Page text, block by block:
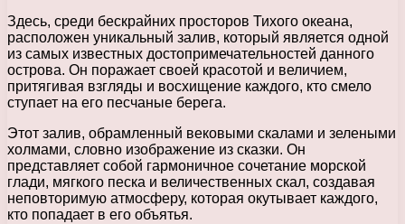
Здесь, среди бескрайних просторов Тихого океана,
расположен уникальный залив, который является одной
из самых известных достопримечательностей данного
острова. Он поражает своей красотой и величием,
притягивая взгляды и восхищение каждого, кто смело
ступает на его песчаные берега.
Этот залив, обрамленный вековыми скалами и зелеными
холмами, словно изображение из сказки. Он
представляет собой гармоничное сочетание морской
глади, мягкого песка и величественных скал, создавая
неповторимую атмосферу, которая окутывает каждого,
кто попадает в его объятья.